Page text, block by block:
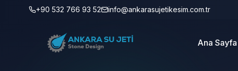
+90 532 766 93 52 info@ankarasujetikesim.com.tr
Ana Sayfa